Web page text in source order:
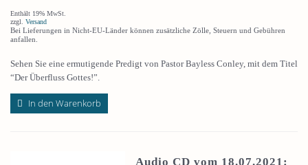
Enthält 19% MwSt.
zzgl. Versand
Bei Lieferungen in Nicht-EU-Länder können zusätzliche Zölle, Steuern und Gebühren
anfallen.
Sehen Sie eine ermutigende Predigt von Pastor Bayless Conley, mit dem Titel
“Der Überfluss Gottes!”.
In den Warenkorb
Audio CD vom 18.07.2021: